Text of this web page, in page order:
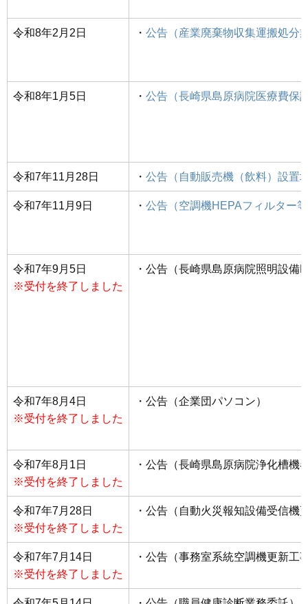
令和8年2月2日 ・ 公告（産業廃棄物収集運搬処分
令和8年1月5日 ・ 公告（長崎県島原病院医療費保
令和7年11月28日 ・ 公告（自動販売機（飲料）設置
令和7年11月9日 ・ 公告（空調機HEPAフィルター
令和7年9月5日
※受付を終了しました
・公告（長崎県島原病院照明設備
令和7年8月4日
※受付を終了しました
・公告（企業団パソコン）
令和7年8月1日
※受付を終了しました
・公告（長崎県島原病院浄化槽機
令和7年7月28日
※受付を終了しました
・公告（自動火災報知設備受信機
令和7年7月14日
※受付を終了しました
・公告（事務室系統空調機更新工